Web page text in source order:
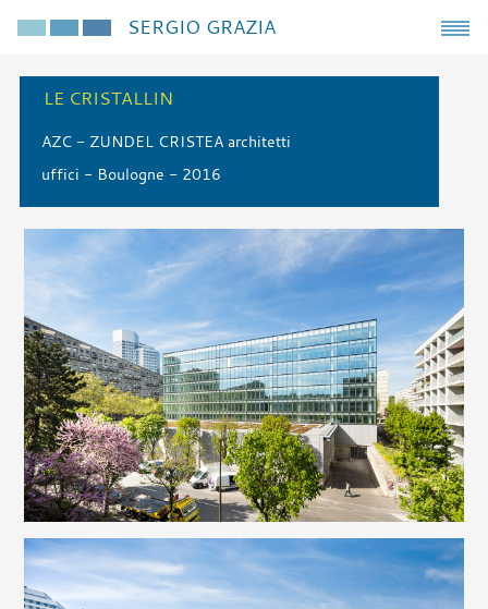
SERGIO GRAZIA
LE CRISTALLIN
AZC - ZUNDEL CRISTEA architetti
uffici - Boulogne - 2016